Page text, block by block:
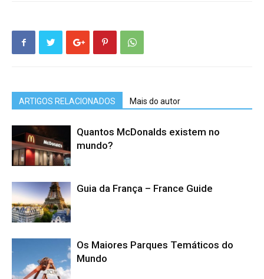
ARTIGOS RELACIONADOS Mais do autor
Quantos McDonalds existem no
mundo?
Guia da França – France Guide
Os Maiores Parques Temáticos do
Mundo